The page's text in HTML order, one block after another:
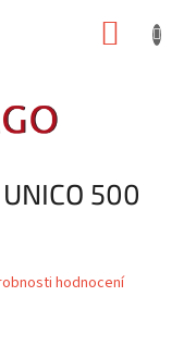
500
hodnocení